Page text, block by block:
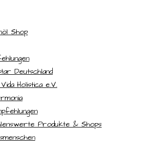
Shop
Deutschland
Holistica e.V.
Produkte & Shops